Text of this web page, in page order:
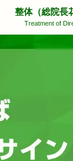
整体（総院長
Treatment of